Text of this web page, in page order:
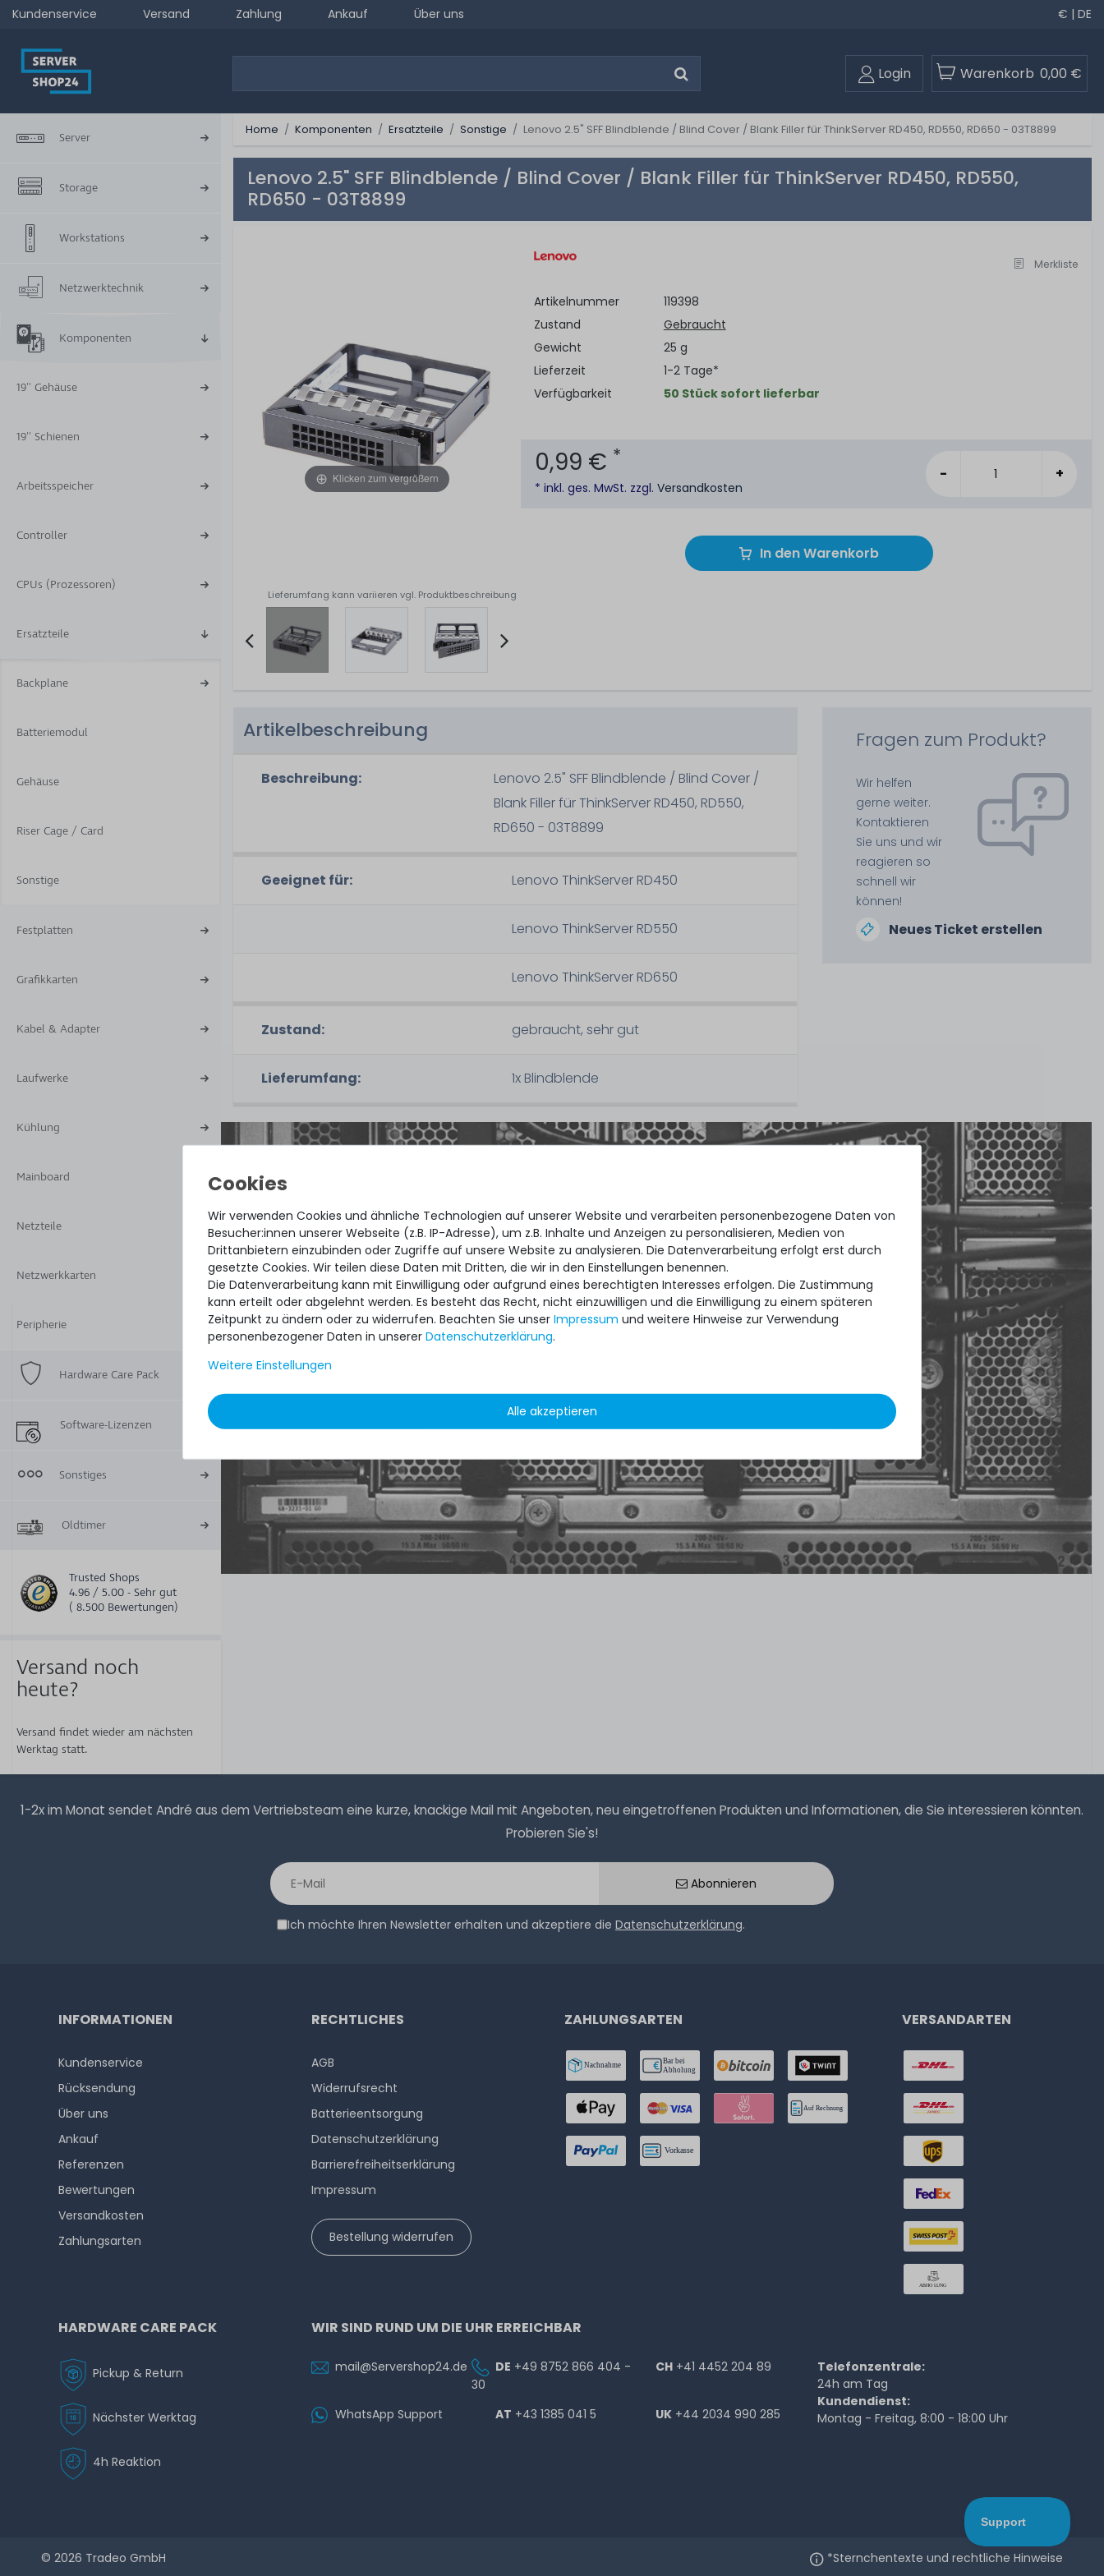
Kundenservice Versand Zahlung Ankauf Über uns € | DE
Login Warenkorb 0,00 €
Server
Storage
Workstations
Netzwerktechnik
Komponenten
19'' Gehäuse
19'' Schienen
Arbeitsspeicher
Controller
CPUs (Prozessoren)
Ersatzteile
Backplane
Batteriemodul
Gehäuse
Riser Cage / Card
Sonstige
Festplatten
Grafikkarten
Kabel & Adapter
Laufwerke
Kühlung
Mainboard
Netzteile
Netzwerkkarten
Peripherie
Hardware Care Pack
Software-Lizenzen
Sonstiges
Oldtimer
Trusted Shops
4.96 / 5.00 - Sehr gut
( 8.500 Bewertungen)
Versand noch
heute?
Versand findet wieder am nächsten
Werktag statt.
Home Komponenten Ersatzteile Sonstige Lenovo 2.5" SFF Blindblende / Blind Cover / Blank Filler für ThinkServer RD450, RD550, RD650 - 03T8899
Lenovo 2.5" SFF Blindblende / Blind Cover / Blank Filler für ThinkServer RD450, RD550,
RD650 - 03T8899
Klicken zum vergrößern
Lieferumfang kann variieren vgl. Produktbeschreibung
4
Merkliste
Artikelnummer
119398
Zustand
Gebraucht
Gewicht
25 g
Lieferzeit
1-2 Tage*
Verfügbarkeit
50 Stück sofort lieferbar
0,99 € *
* inkl. ges. MwSt. zzgl.Versandkosten
- +
In den Warenkorb
Artikelbeschreibung
Beschreibung:
Lenovo 2.5" SFF Blindblende / Blind Cover /
Blank Filler für ThinkServer RD450, RD550,
RD650 - 03T8899
Geeignet für: Lenovo ThinkServer RD450
Lenovo ThinkServer RD550
Lenovo ThinkServer RD650
Zustand: gebraucht, sehr gut
Lieferumfang: 1x Blindblende
Fragen zum Produkt?
Wir helfen
gerne weiter.
Kontaktieren
Sie uns und wir
reagieren so
schnell wir
können!
Neues Ticket erstellen
Quick shipment for heavy-weigth servers an
perfect state of the machines. Also great
paying options and Euro VAT managing.
DAVID G.
ausTres Cantos
Bewertungen
1-2x im Monat sendet André aus dem Vertriebsteam eine kurze, knackige Mail mit Angeboten, neu eingetroffenen Produkten und Informationen, die Sie interessieren könnten.
Probieren Sie's!
Abonnieren
Ich möchte Ihren Newsletter erhalten und akzeptiere die Datenschutzerklärung.
Wir verwenden Cookies und ähnliche Technologien auf unserer Website und verarbeiten personenbezogene Daten von
Besucher:innen unserer Webseite (z.B. IP-Adresse), um z.B. Inhalte und Anzeigen zu personalisieren, Medien von
Drittanbietern einzubinden oder Zugriffe auf unsere Website zu analysieren. Die Datenverarbeitung erfolgt erst durch
gesetzte Cookies. Wir teilen diese Daten mit Dritten, die wir in den Einstellungen benennen.
Die Datenverarbeitung kann mit Einwilligung oder aufgrund eines berechtigten Interesses erfolgen. Die Zustimmung
kann erteilt oder abgelehnt werden. Es besteht das Recht, nicht einzuwilligen und die Einwilligung zu einem späteren
Zeitpunkt zu ändern oder zu widerrufen. Beachten Sie unser Impressum und weitere Hinweise zur Verwendung
personenbezogener Daten in unserer Daten­schutz­erklärung.
Weitere Einstellungen
Alle akzeptieren
INFORMATIONEN
Kundenservice
Rücksendung
Über uns
Ankauf
Referenzen
Bewertungen
Versandkosten
Zahlungsarten
RECHTLICHES
AGB
Widerrufs­recht
Batterieentsorgung
Datenschutzerklärung
Barrierefreiheitserklärung
Impressum
Bestellung widerrufen
ZAHLUNGSARTEN VERSANDARTEN
HARDWARE CARE PACK
Pickup & Return
Nächster Werktag
4h Reaktion
WIR SIND RUND UM DIE UHR ERREICHBAR
mail@Servershop24.de DE +49 8752 866 404 -
30
CH +41 4452 204 89
WhatsApp Support AT +43 1385 041 5 UK +44 2034 990 285
Telefonzentrale:
24h am Tag
Kundendienst:
Montag - Freitag, 8:00 - 18:00 Uhr
© 2026 Tradeo GmbH *Sternchentexte und rechtliche Hinweise